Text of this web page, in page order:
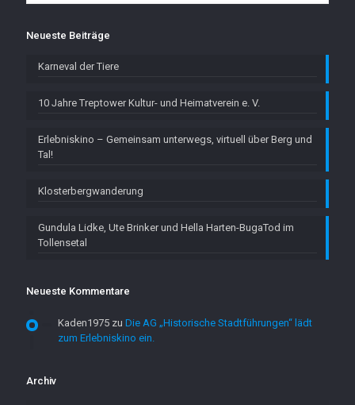
Neueste Beiträge
Karneval der Tiere
10 Jahre Treptower Kultur- und Heimatverein e. V.
Erlebniskino – Gemeinsam unterwegs, virtuell über Berg und
Tal!
Klosterbergwanderung
Gundula Lidke, Ute Brinker und Hella Harten-BugaTod im
Tollensetal
Neueste Kommentare
Kaden1975 zu Die AG „Historische Stadtführungen“ lädt
zum Erlebniskino ein.
Archiv